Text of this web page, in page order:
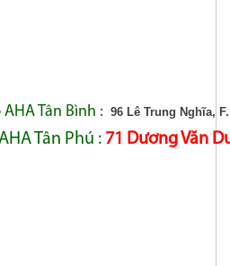
Bình : 96 Lê Trung Nghĩa,
Phú : 71 Dương Văn